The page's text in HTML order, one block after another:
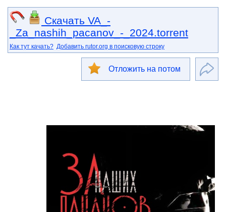
Скачать VA_-
_Za_nashih_pacanov_-_2024.torrent
Как тут качать? Добавить rutor.org в поисковую строку
Отложить на потом